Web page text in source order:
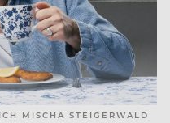
MISCHA STEIGERWALD A